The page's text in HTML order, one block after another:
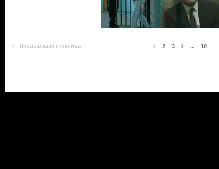
Предыдущая страница 1 2 3 4 ... 10